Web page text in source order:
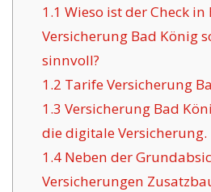
1.1 Wieso ist der Check in
Versicherung Bad König
sinnvoll?
1.2 Tarife Versicherung
1.3 Versicherung Bad
die digitale Versicherung.
1.4Neben der
Versicherungen